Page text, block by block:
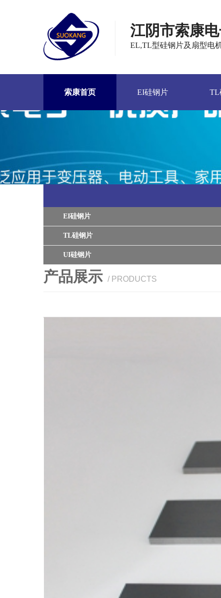
江阴市索康
EL,TL型硅钢片及扇型电
索康首页 EI硅钢片 TL
EI硅钢片
TL硅钢片
UI硅钢片
产品展示 / PRODUCTS